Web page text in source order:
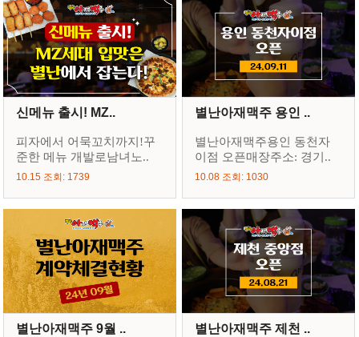
신메뉴 출시! MZ..
피자에서 어묵꼬치까지!꾸
준한 메뉴 개발로남녀노..
10.15 조회: 1739
별난아재맥주 용인 ..
별난아재맥주용인 동천자
이점 오픈매장주소: 경기..
10.08 조회: 1030
별난아재맥주 9월 .. 별난아재맥주 제천 ..